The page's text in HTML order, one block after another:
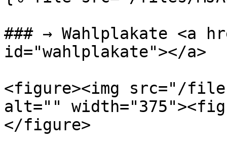
### → Wahlplakate <a
id="wahlplakate"></a>
<figure><img src="/files/
alt=""
</figure>